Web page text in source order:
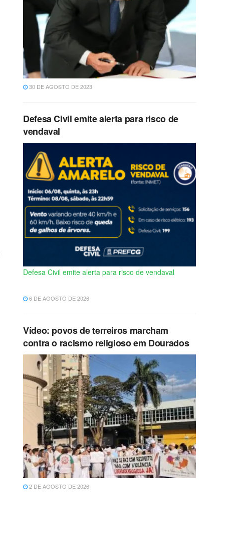
30 DE AGOSTO DE 2023
Defesa Civil emite alerta para risco de
vendaval
Defesa Civil emite alerta para risco de vendaval
6 DE AGOSTO DE 2026
Vídeo: povos de terreiros marcham
contra o racismo religioso em Dourados
2 DE AGOSTO DE 2026